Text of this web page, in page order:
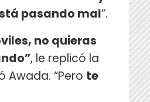
pasando mal”.
no quieras
, le replicó la
Awada. “Pero te